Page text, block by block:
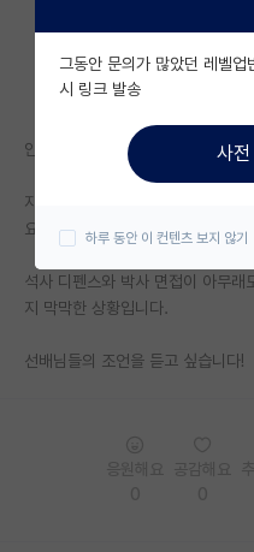
자유 게시판(아무개랩)
미국 유학 게시판
미국 대학원 합격 후기 게
대학원생 모집 게시판
연구실(PI) 홍보 게시판
석박사 채용 정보 게시판
임용 정보 게시판
안녕하세요 ist 대학원 수리과학과
자대에서 박사진학을 할 계획인데
요?
석사 디펜스와 박사 면접이 아무
지 막막한 상황입니다.
선배님들의 조언을 듣고 싶습니다!
그동안 문의가 많았던 레벨
시 링크 발송
사전
하루 동안 이 컨텐츠 보지 않기